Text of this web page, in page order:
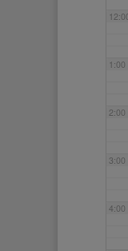
1:00
2:00
3:00
4:00